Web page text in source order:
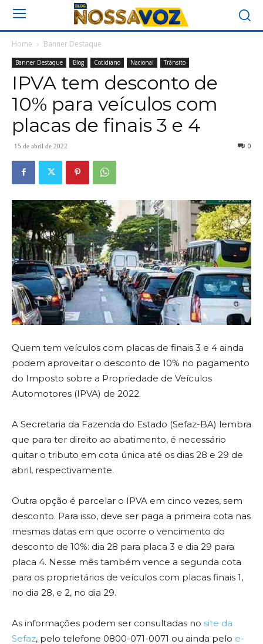
Home Banner Destaque
Banner Destaque Blog Cotidiano Nacional Trânsito
IPVA tem desconto de
10% para veículos com
placas de finais 3 e 4
15 de abril de 2022 0
Quem tem veículos com placas de finais 3 e 4 ainda
podem aproveitar o desconto de 10% no pagamento
do Imposto sobre a Propriedade de Veículos
Automotores (IPVA) de 2022.
A Secretaria da Fazenda do Estado (Sefaz-BA) lembra
que para ter direito ao abatimento, é necessário
quitar o tributo em cota única até os dias 28 e 29 de
abril, respectivamente.
Outra opção é parcelar o IPVA em cinco vezes, sem
desconto. Para isso, deve ser paga a primeira cota nas
mesmas datas em que ocorre o vencimento do
desconto de 10%: dia 28 para placa 3 e dia 29 para
placa 4. Nesse mês também vence a segunda cota
para os proprietários de veículos com placas finais 1,
no dia 28, e 2, no dia 29.
As informações podem ser consultadas no site da
Sefaz, pelo telefone 0800-071-0071 ou ainda pelo e-